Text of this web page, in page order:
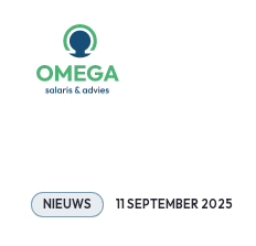
NIEUWS 11 SEPTEMBER 2025